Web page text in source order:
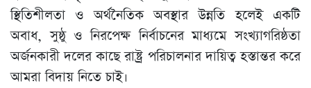
স্থিতিশীলতা ও অর্থনৈতিক অবস্থার উন্নতি হলেই একটি
অবাধ, সুষ্ঠু ও নিরপেক্ষ নির্বাচনের মাধ্যমে সংখ্যাগরিষ্ঠতা
অর্জনকারী দলের কাছে রাষ্ট্র পরিচালনার দায়িত্ব হস্তান্তর করে
আমরা বিদায় নিতে চাই।